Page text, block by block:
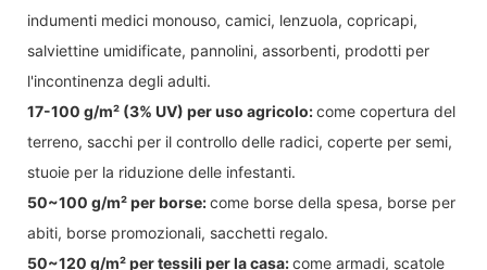
indumenti medici monouso, camici, lenzuola, copricapi,
salviettine umidificate, pannolini, assorbenti, prodotti per
l'incontinenza degli adulti.
17-100 g/m² (3% UV) per uso agricolo:come copertura del
terreno, sacchi per il controllo delle radici, coperte per semi,
stuoie per la riduzione delle infestanti.
50~100 g/m² per borse:come borse della spesa, borse per
abiti, borse promozionali, sacchetti regalo.
50~120 g/m² per tessili per la casa:come armadi, scatole